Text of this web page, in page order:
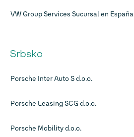
VW Group Services Sucursal en España
Srbsko
Porsche Inter Auto S d.o.o.
Porsche Leasing SCG d.o.o.
Porsche Mobility d.o.o.